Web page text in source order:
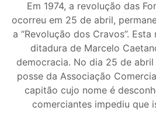
Em 1974, a revolução das
ocorreu em 25 de abril,
a “Revolução dos Cravos”.
ditadura de Marcelo
democracia. No dia 25 de
posse da Associação
capitão cujo nome é
comerciantes impediu que